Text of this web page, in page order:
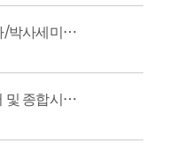
[과제물] 환경대기과학전공 석사/박사세미나 과제물 제출 서식
[졸업] 2026학년도 1학기 외국어 및 종합시험 실시안내